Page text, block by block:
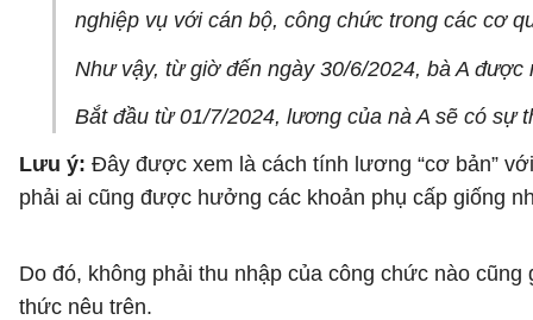
nghiệp vụ với cán bộ, công chức trong các cơ
Như vậy, từ giờ đến ngày 30/6/2024, bà A
Bắt đầu từ 01/7/2024, lương của nà A sẽ có
Lưu ý: Đây được xem là cách tính lương “cơ bản”
phải ai cũng được hưởng các khoản phụ cấp giống
Do đó, không phải thu nhập của công chức nào
thức nêu trên.